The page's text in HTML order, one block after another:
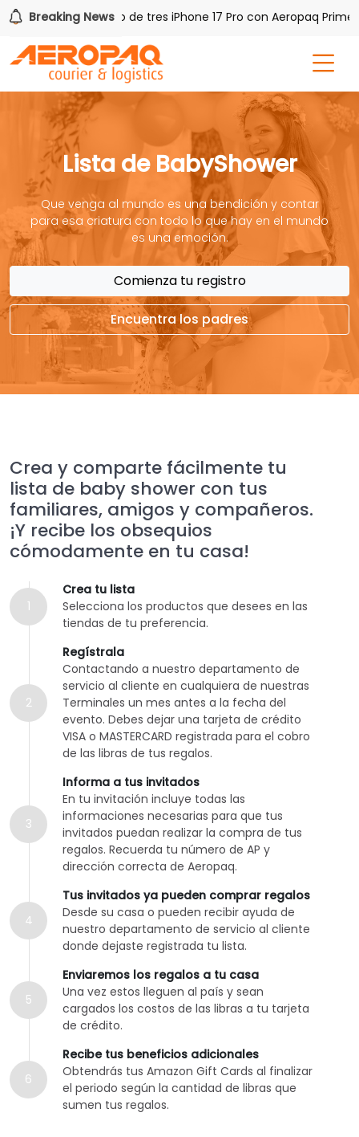
Breaking News
Gana uno de tres iPhone 17 Pro con Aeropaq Prime
Lista de BabyShower
Que venga al mundo es una bendición y contar
para esa criatura con todo lo que hay en el mundo
es una emoción.
Comienza tu registro
Encuentra los padres
Crea y comparte fácilmente tu
lista de baby shower con tus
familiares, amigos y compañeros.
¡Y recibe los obsequios
cómodamente en tu casa!
1
Crea tu lista
Selecciona los productos que desees en las
tiendas de tu preferencia.
2
Regístrala
Contactando a nuestro departamento de
servicio al cliente en cualquiera de nuestras
Terminales un mes antes a la fecha del
evento. Debes dejar una tarjeta de crédito
VISA o MASTERCARD registrada para el cobro
de las libras de tus regalos.
3
Informa a tus invitados
En tu invitación incluye todas las
informaciones necesarias para que tus
invitados puedan realizar la compra de tus
regalos. Recuerda tu número de AP y
dirección correcta de Aeropaq.
4
Tus invitados ya pueden comprar regalos
Desde su casa o pueden recibir ayuda de
nuestro departamento de servicio al cliente
donde dejaste registrada tu lista.
5
Enviaremos los regalos a tu casa
Una vez estos lleguen al país y sean
cargados los costos de las libras a tu tarjeta
de crédito.
6
Recibe tus beneficios adicionales
Obtendrás tus Amazon Gift Cards al finalizar
el periodo según la cantidad de libras que
sumen tus regalos.